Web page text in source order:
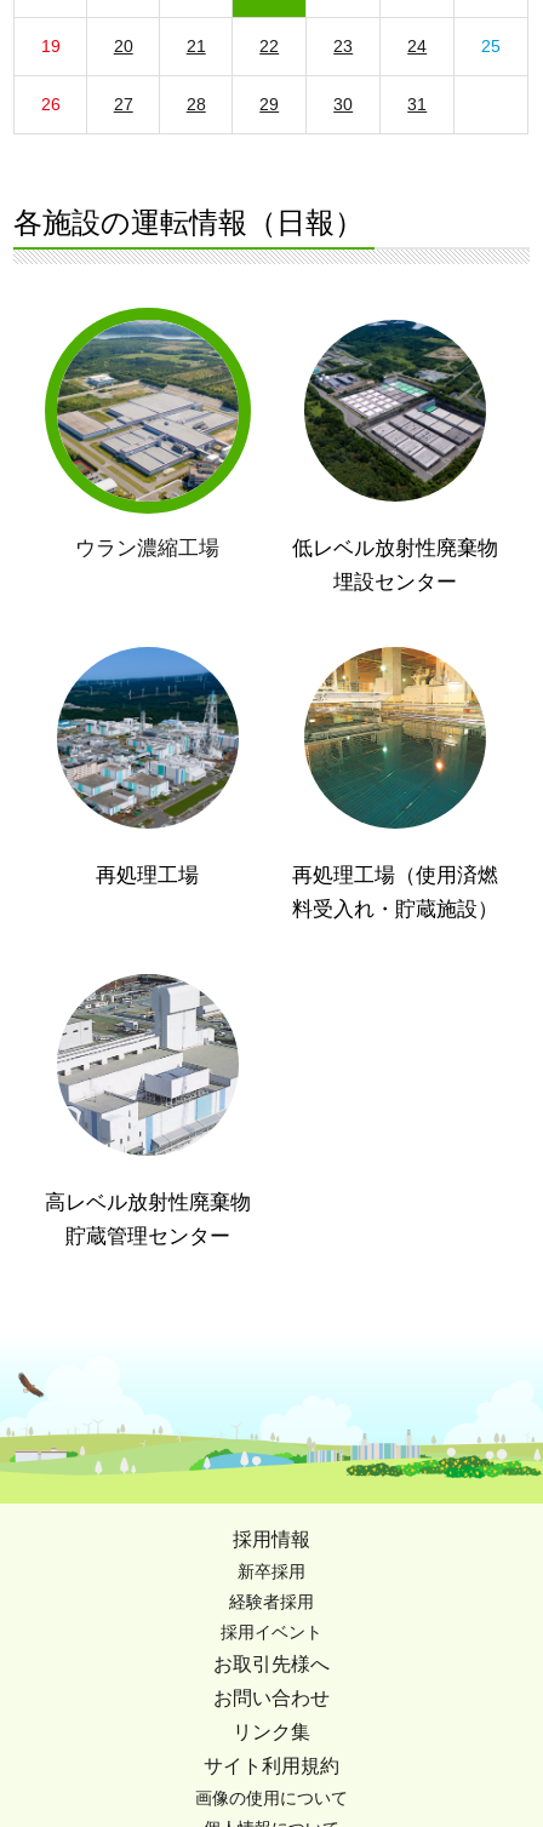
19 20 21 22 23 24 25
26 27 28 29 30 31
各施設の運転情報（日報）
ウラン濃縮工場
低レベル放射性廃棄物
埋設センター
再処理工場
再処理工場（使用済燃
料受入れ・貯蔵施設）
高レベル放射性廃棄物
貯蔵管理センター
採用情報
新卒採用
経験者採用
採用イベント
お取引先様へ
お問い合わせ
リンク集
サイト利用規約
画像の使用について